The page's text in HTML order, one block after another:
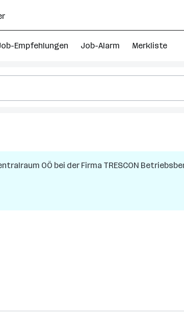
Empfehlungen Job-Alarm Merkliste
OÖ bei der Firma TRESCON